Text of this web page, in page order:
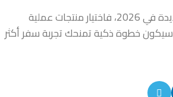
إذا كنت تستعد لرحلة جديدة في 2026، فاختيار منتجات عملية
وخفيفة من Camel Kit سيكون خطوة ذكية تمنحك تجربة سفر أكثر